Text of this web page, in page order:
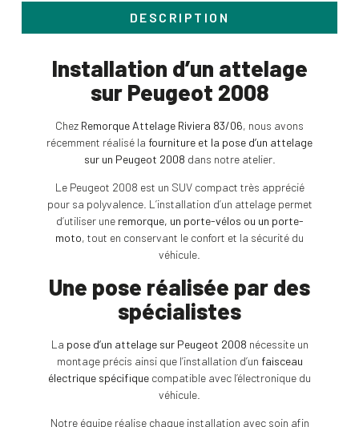
DESCRIPTION
Installation d’un attelage
sur Peugeot 2008
Chez Remorque Attelage Riviera 83/06, nous avons
récemment réalisé la fourniture et la pose d’un attelage
sur un Peugeot 2008 dans notre atelier.
Le Peugeot 2008 est un SUV compact très apprécié
pour sa polyvalence. L’installation d’un attelage permet
d’utiliser une remorque, un porte-vélos ou un porte-
moto, tout en conservant le confort et la sécurité du
véhicule.
Une pose réalisée par des
spécialistes
La pose d’un attelage sur Peugeot 2008 nécessite un
montage précis ainsi que l’installation d’un faisceau
électrique spécifique compatible avec l’électronique du
véhicule.
Notre équipe réalise chaque installation avec soin afin